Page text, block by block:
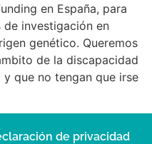
en España, para
investigación en
genético. Queremos
de la discapacidad
que no tengan que irse
de privacidad